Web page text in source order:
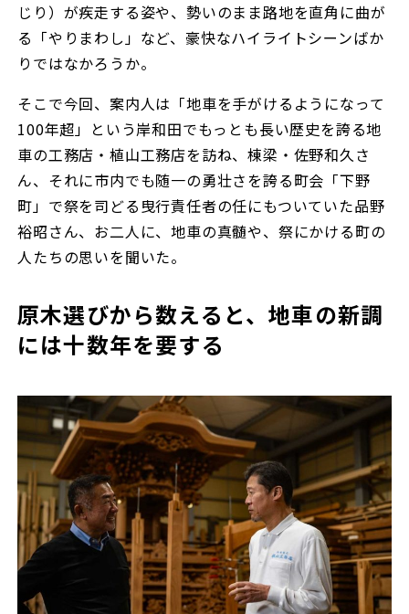
じり）が疾走する姿や、勢いのまま路地を直角に曲が
る「やりまわし」など、豪快なハイライトシーンばか
りではなかろうか。
そこで今回、案内人は「地車を手がけるようになって
100年超」という岸和田でもっとも長い歴史を誇る地
車の工務店・植山工務店を訪ね、棟梁・佐野和久さ
ん、それに市内でも随一の勇壮さを誇る町会「下野
町」で祭を司どる曳行責任者の任にもついていた品野
裕昭さん、お二人に、地車の真髄や、祭にかける町の
人たちの思いを聞いた。
原木選びから数えると、地車の新調
には十数年を要する